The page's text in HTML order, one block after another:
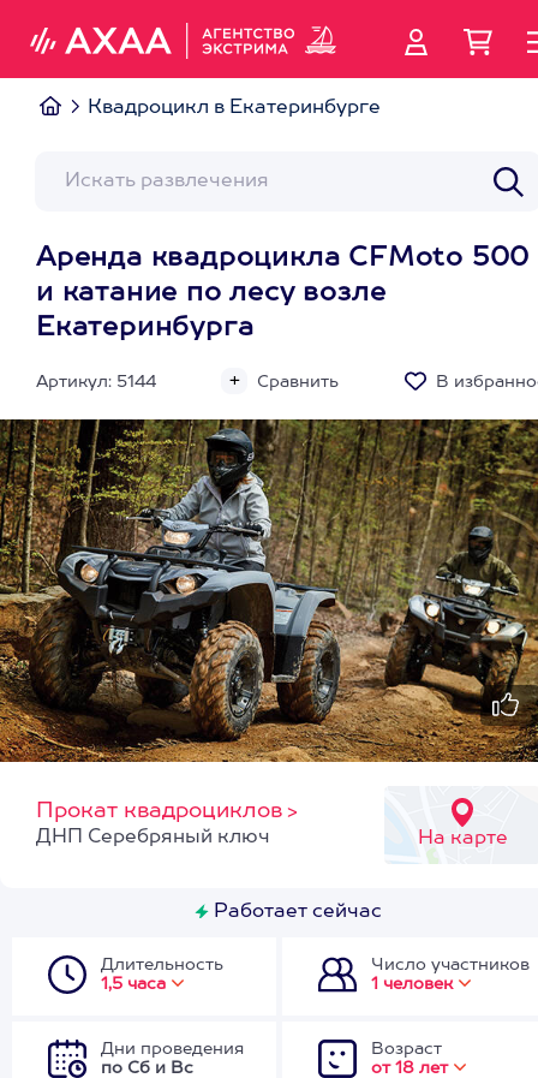
Квадроцикл в Екатеринбурге
Аренда квадроцикла CFMoto 500
и катание по лесу возле
Екатеринбурга
Артикул: 5144 Сравнить В
Прокат квадроциклов >
На карте
ДНП Серебряный ключ
Работает сейчас
Длительность
1,5 часа
Число участников
1 человек
Дни проведения
по Сб и Вс
Возраст
от 18 лет